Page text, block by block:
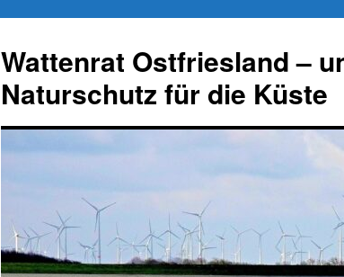
springen
Wattenrat Ostfriesland –
Naturschutz für die Küste